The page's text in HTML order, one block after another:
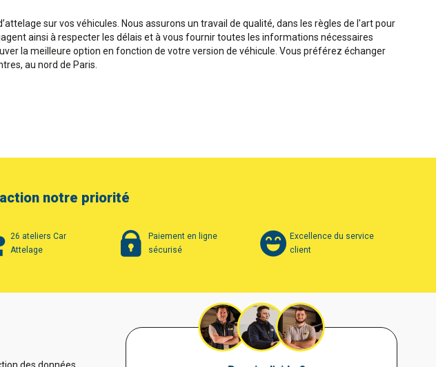
sur vos véhicules. Nous assurons un travail de qualité, dans les règles de l'art pour
ainsi à respecter les délais et à vous fournir toutes les informations nécessaires
la meilleure option en fonction de votre version de véhicule. Vous préférez échanger
au nord de Paris.
notre priorité
26 ateliers Car
Attelage
Paiement en ligne
sécurisé
Excellence du service
client